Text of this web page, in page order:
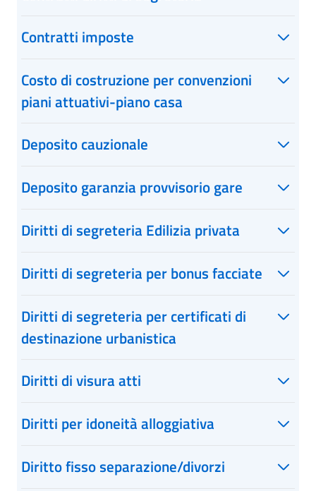
Contratti imposte
Costo di costruzione per convenzioni
piani attuativi-piano casa
Deposito cauzionale
Deposito garanzia provvisorio gare
Diritti di segreteria Edilizia privata
Diritti di segreteria per bonus facciate
Diritti di segreteria per certificati di
destinazione urbanistica
Diritti di visura atti
Diritti per idoneità alloggiativa
Diritto fisso separazione/divorzi